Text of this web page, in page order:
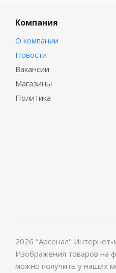
Компания
О компании
Новости
Вакансии
Магазины
Политика
2026 "Арсенал"
Изображения товаров на
можно получить у наших